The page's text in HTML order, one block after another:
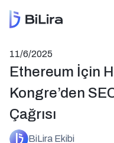
11/6/2025
Ethereum İçin
Kongre’den
Çağrısı
BiLira Ekibi